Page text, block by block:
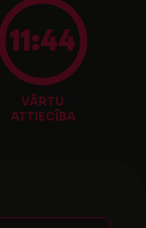
11:44
VĀRTU
ATTIECĪBA